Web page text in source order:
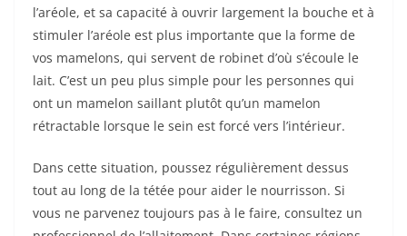
l’aréole, et sa capacité à ouvrir largement la bouche et à
stimuler l’aréole est plus importante que la forme de
vos mamelons, qui servent de robinet d’où s’écoule le
lait. C’est un peu plus simple pour les personnes qui
ont un mamelon saillant plutôt qu’un mamelon
rétractable lorsque le sein est forcé vers l’intérieur.
Dans cette situation, poussez régulièrement dessus
tout au long de la tétée pour aider le nourrisson. Si
vous ne parvenez toujours pas à le faire, consultez un